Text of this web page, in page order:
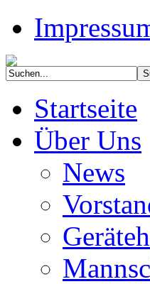
Startseite
Über Uns
News